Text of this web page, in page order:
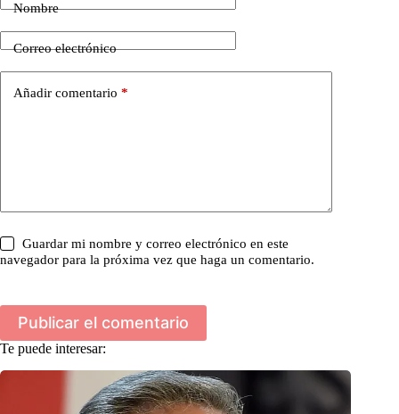
Nombre
Correo electrónico
Añadir comentario *
Guardar mi nombre y correo electrónico en este
navegador para la próxima vez que haga un comentario.
Publicar el comentario
Te puede interesar: